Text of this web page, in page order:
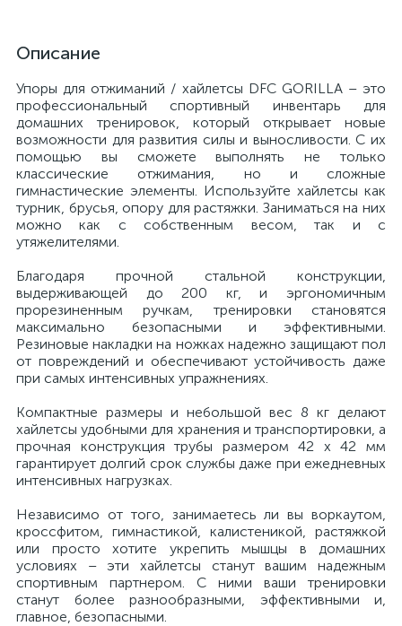
Описание
Упоры для отжиманий / хайлетсы DFC GORILLA – это
профессиональный спортивный инвентарь для
домашних тренировок, который открывает новые
возможности для развития силы и выносливости. С их
помощью вы сможете выполнять не только
классические отжимания, но и сложные
гимнастические элементы. Используйте хайлетсы как
турник, брусья, опору для растяжки. Заниматься на них
можно как с собственным весом, так и с
утяжелителями.
Благодаря прочной стальной конструкции,
выдерживающей до 200 кг, и эргономичным
прорезиненным ручкам, тренировки становятся
максимально безопасными и эффективными.
Резиновые накладки на ножках надежно защищают пол
от повреждений и обеспечивают устойчивость даже
при самых интенсивных упражнениях.
Компактные размеры и небольшой вес 8 кг делают
хайлетсы удобными для хранения и транспортировки, а
прочная конструкция трубы размером 42 х 42 мм
гарантирует долгий срок службы даже при ежедневных
интенсивных нагрузках.
Независимо от того, занимаетесь ли вы воркаутом,
кроссфитом, гимнастикой, калистеникой, растяжкой
или просто хотите укрепить мышцы в домашних
условиях – эти хайлетсы станут вашим надежным
спортивным партнером. С ними ваши тренировки
станут более разнообразными, эффективными и,
главное, безопасными.